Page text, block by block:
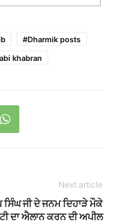
#Dharmik posts
khabran
Next article
ਸਿੰਘ ਜੀ ਦੇ ਜਨਮ ਦਿਹਾੜੇ ਮੌਕੇ
ਦਾ ਐਲਾਨ ਕਰਨ ਦੀ ਅਪੀਲ